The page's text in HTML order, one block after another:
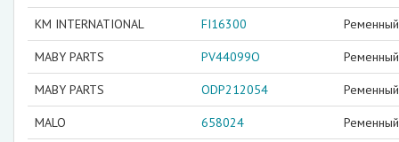
KM INTERNATIONAL FI16300
MABY PARTS PV44099O
MABY PARTS ODP212054
MALO 658024